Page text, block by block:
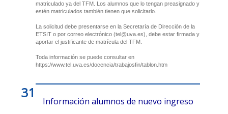
matriculado ya del TFM. Los alumnos que lo tengan preasignado y
estén matriculados también tienen que solicitarlo.
La solicitud debe presentarse en la Secretaría de Dirección de la
ETSIT o por correo electrónico (tel@uva.es), debe estar firmada y
aportar el justificante de matrícula del TFM.
Toda información se puede consultar en
https://www.tel.uva.es/docencia/trabajosfin/tablon.htm
31
Información alumnos de nuevo ingreso